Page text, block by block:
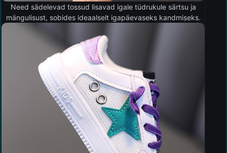
Need sädelevad tossud lisavad igale tüdrukule särtsu ja
mängulisust, sobides ideaalselt igapäevaseks kandmiseks.